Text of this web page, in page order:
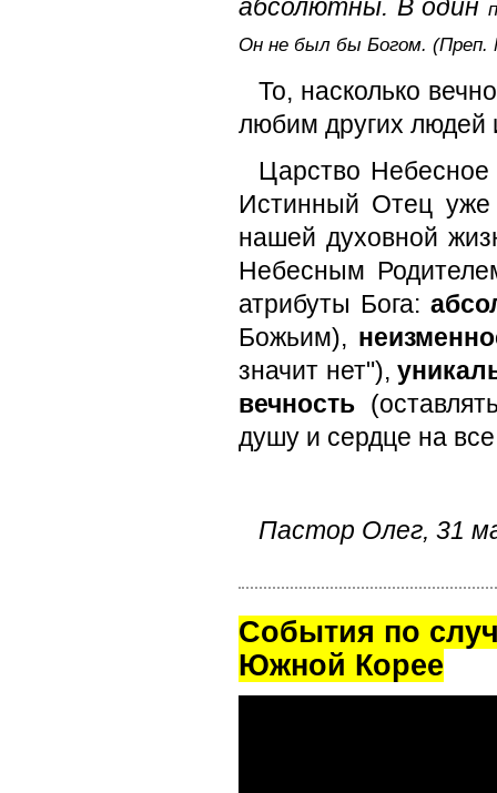
абсолютны. В один
Он не был бы Богом. (Преп.
То, насколько
любим других людей
Царство Небесное
Истинный Отец уже
нашей духовной
Небесным
атрибуты Бога:
Божьим),
значит нет"),
вечность
душу и сердце на
Пастор Олег, 31
Cобытия по
Южной Корее